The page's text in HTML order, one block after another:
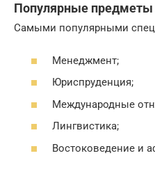
Популярные предметы
Самыми популярными
Менеджмент;
Юриспруденция;
Международные
Лингвистика;
Востоковедение и